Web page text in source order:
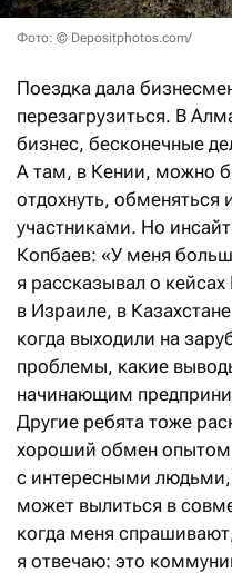
Фото: © Depositphotos.com/
Поездка дала
перезагрузиться. В
бизнес, бесконечные
А там, в Кении, можно
отдохнуть, обменяться
участниками. Но
Копбаев: «У меня
я рассказывал о
в Израиле, в
когда выходили на
проблемы, какие
начинающим
Другие ребята тоже
хороший обмен опытом
с интересными
может вылиться в
когда меня
я отвечаю: это